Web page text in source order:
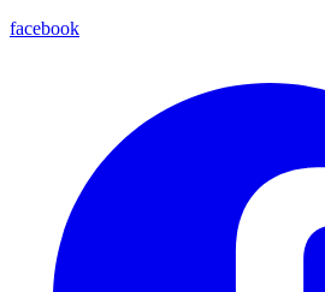
facebook